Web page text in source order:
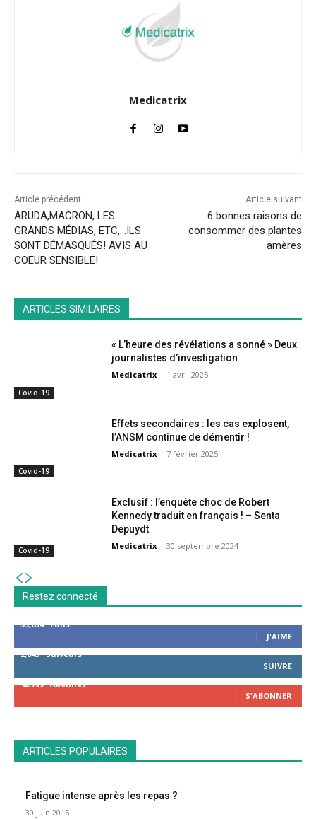
Medicatrix
Article précédent
ARUDA,MACRON, LES
GRANDS MÉDIAS, ETC,…ILS
SONT DÉMASQUÉS! AVIS AU
COEUR SENSIBLE!
Article suivant
6 bonnes raisons de
consommer des plantes
amères
ARTICLES SIMILAIRES
Covid-19
« L’heure des révélations a sonné » Deux
journalistes d’investigation
Medicatrix - 1 avril 2025
Covid-19
Effets secondaires : les cas explosent,
l’ANSM continue de démentir !
Medicatrix - 7 février 2025
Covid-19
Exclusif : l’enquête choc de Robert
Kennedy traduit en français ! – Senta
Depuydt
Medicatrix - 30 septembre 2024
Restez connecté
53,654
Fans
J'AIME
2,043 Suiveurs
SUIVRE
42,789 Abonnés
S'ABONNER
ARTICLES POPULAIRES
Fatigue intense après les repas ?
30 juin 2015